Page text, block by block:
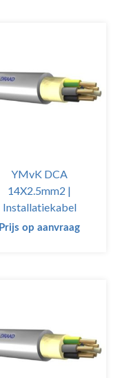
YMvK DCA
14X2.5mm2 |
Installatiekabel
Prijs op aanvraag